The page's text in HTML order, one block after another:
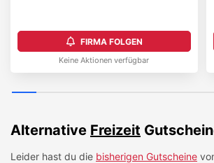
FIRMA FOLGEN
Keine Aktionen verfügbar
Alternative Freizeit
Leider hast du die bisherigen Gutscheine